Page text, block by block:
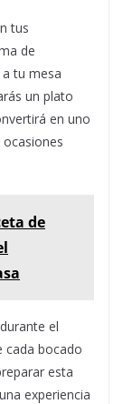
tus
de
tu mesa
un plato
en uno
de
el
cada bocado
esta
experiencia